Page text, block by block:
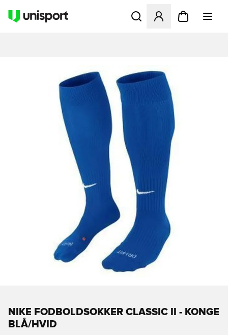
Åbner en Modal til at
NIKE FODBOLDSOKKER CLASSIC II - KONGE
BLÅ/HVID